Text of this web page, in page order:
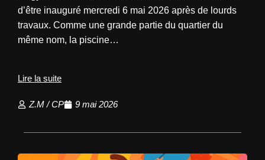
d’être inauguré mercredi 6 mai 2026 après de lourds
travaux. Comme une grande partie du quartier du
même nom, la piscine…
Lire la suite
Z.M / CP 9 mai 2026